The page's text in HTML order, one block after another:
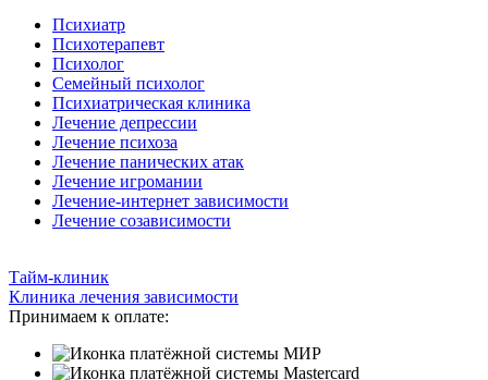
Психиатр
Психотерапевт
Психолог
Семейный психолог
Психиатрическая клиника
Лечение депрессии
Лечение психоза
Лечение панических атак
Лечение игромании
Лечение-интернет зависимости
Лечение созависимости
Тайм-клиник
Клиника лечения зависимости
Принимаем к оплате: